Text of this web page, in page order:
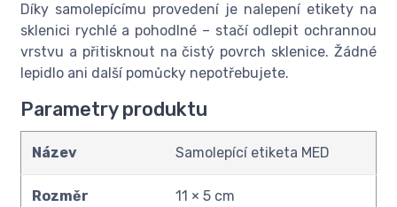
Díky samolepícímu provedení je nalepení etikety na
sklenici rychlé a pohodlné – stačí odlepit ochrannou
vrstvu a přitisknout na čistý povrch sklenice. Žádné
lepidlo ani další pomůcky nepotřebujete.
Parametry produktu
Název Samolepící etiketa MED
Rozměr 11 × 5 cm